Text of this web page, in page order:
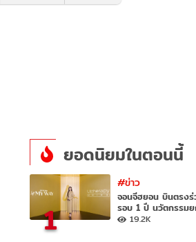
ยอดนิยมในตอนนี้
1
#ข่าว
จอนจีฮยอน บินตรง
รอบ 1 ปี นวัตกรรมย
19.2K